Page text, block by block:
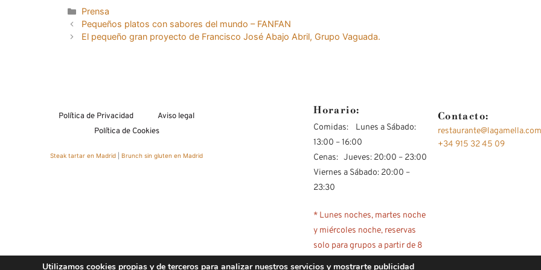
Prensa
Pequeños platos con sabores del mundo – FANFAN
El pequeño gran proyecto de Francisco José Abajo Abril, Grupo Vaguada.
Política de Privacidad
Aviso legal
Política de Cookies
Steak tartar en Madrid Brunch sin gluten en Madrid
Horario:
Comidas: Lunes a Sábado:
13:00 – 16:00
Cenas: Jueves: 20:00 – 23:00
Viernes a Sábado: 20:00 –
23:30
* Lunes noches, martes noche
y miércoles noche, reservas
solo para grupos a partir de 8
personas y por contacto
Contacto:
restaurante@lagamella.com
+34 915 32 45 09
Utilizamos cookies propias y de terceros para analizar nuestros servicios y mostrarte publicidad